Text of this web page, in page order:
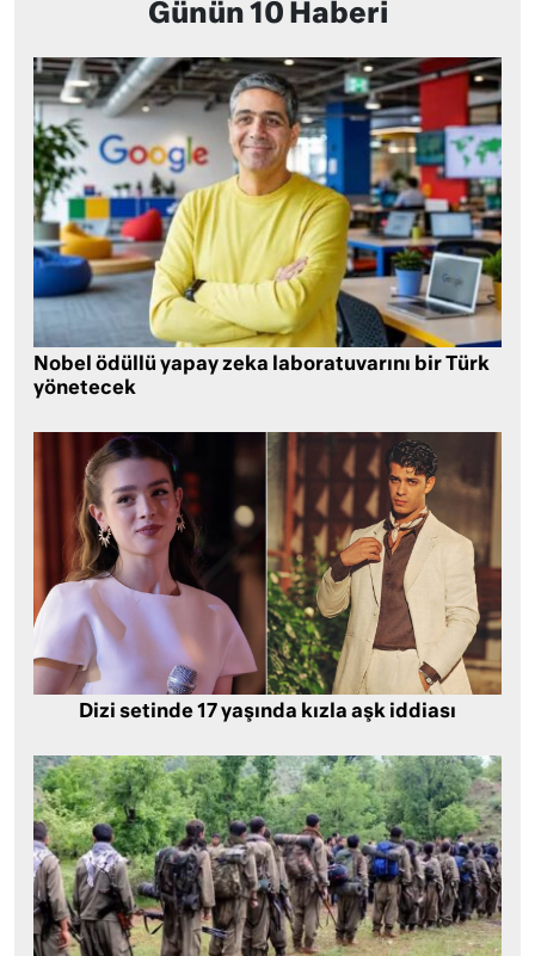
Günün 10 Haberi
Nobel ödüllü yapay zeka laboratuvarını bir Türk
yönetecek
Dizi setinde 17 yaşında kızla aşk iddiası